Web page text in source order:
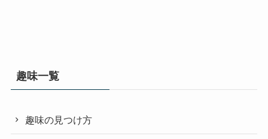
趣味一覧
趣味の見つけ方